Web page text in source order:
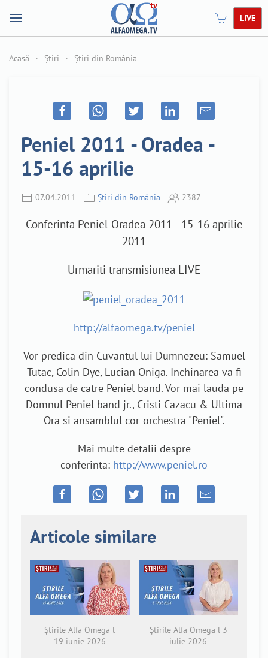
LIVE
Acasă Știri Știri din România
Peniel 2011 - Oradea -
15-16 aprilie
07.04.2011 Știri din România 2387
Conferinta Peniel Oradea 2011 - 15-16 aprilie
2011
Urmariti transmisiunea LIVE
http://alfaomega.tv/peniel
Vor predica din Cuvantul lui Dumnezeu: Samuel
Tutac, Colin Dye, Lucian Oniga. Inchinarea va fi
condusa de catre Peniel band. Vor mai lauda pe
Domnul Peniel band jr., Cristi Cazacu & Ultima
Ora si ansamblul cor-orchestra "Peniel".
Mai multe detalii despre
conferinta: http://www.peniel.ro
Articole similare
Știrile Alfa Omega l
19 iunie 2026
Știrile Alfa Omega l 3
iulie 2026